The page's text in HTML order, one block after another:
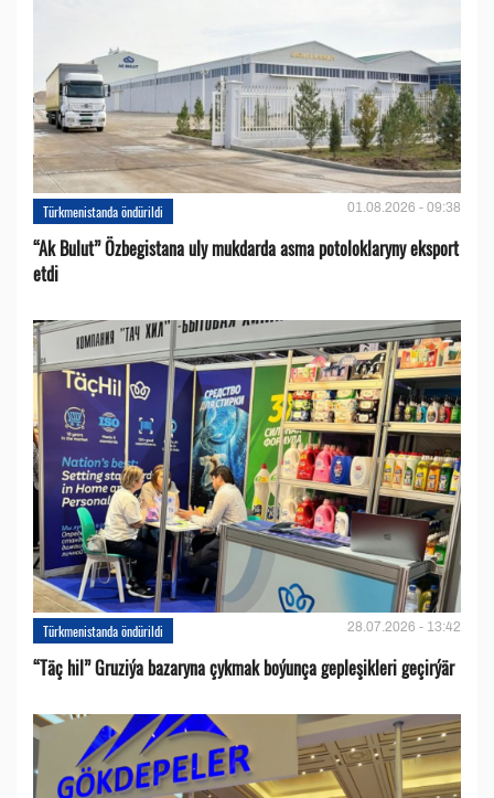
Türkmenistanda öndürildi 01.08.2026 - 09:38
“Ak Bulut” Özbegistana uly mukdarda asma potoloklaryny eksport
etdi
Türkmenistanda öndürildi 28.07.2026 - 13:42
“Täç hil” Gruziýa bazaryna çykmak boýunça gepleşikleri geçirýär